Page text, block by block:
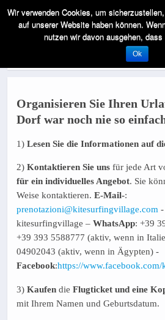
BUCHEN SIE IHREN
Organisieren Sie Ihren
Dorf war noch nie so
1) Lesen Sie die Informationen auf
2) Kontaktieren Sie uns für jede Art
für ein individuelles Angebot. Sie
Weise kontaktieren. E-Mail-:
prenotazioni@kitesurfingvillage.com -
kitesurfingvillage – WhatsApp: +39
+39 393 5588777 (aktiv, wenn in
04902043 (aktiv, wenn in Ägypten) -
Facebook:https://www.facebook.com/
3) Kaufen die Flugticket und eine
mit Ihrem Namen und Geburtsdatum.
Wir verwenden Cookies, um
auf unserer Website haben können.
nutzen wir davon ausgehen,
Ok